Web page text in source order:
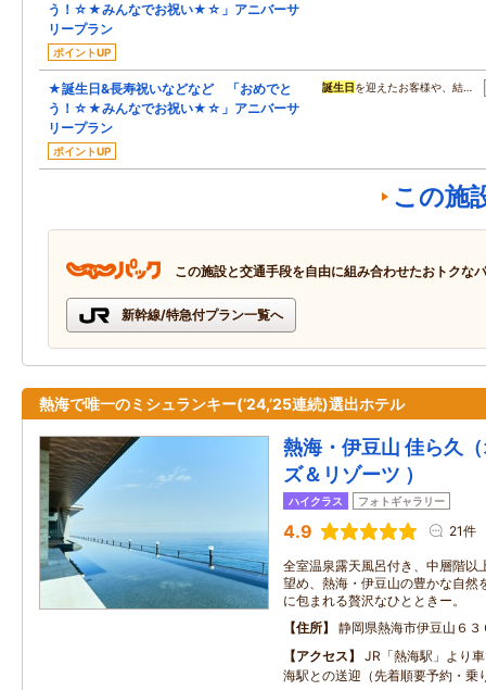
う！☆★みんなでお祝い★☆」アニバーサ
リープラン
ポイントUP
★誕生日&長寿祝いなどなど 「おめでと
う！☆★みんなでお祝い★☆」アニバーサ
リープラン
ポイントUP
誕生日 を迎えたお客様や、結…
この施
この施設と交通手段を自由に組み合わせたおトクな
新幹線/特急付プラン一覧へ
熱海で唯一のミシュランキー(‘24,’25連続)選出ホテル
熱海・伊豆山 佳ら久
ズ＆リゾーツ ）
ハイクラス フォトギャラリー
4.9 21件
全室温泉露天風呂付き、中層階以
望め、熱海・伊豆山の豊かな自然
に包まれる贅沢なひとときー。
住所
静岡県熱海市伊豆山６３
アクセス
JR「熱海駅」より
海駅との送迎（先着順要予約・乗